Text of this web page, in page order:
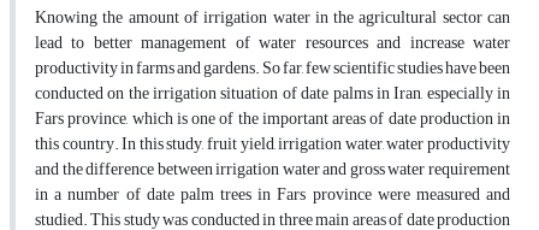
Knowing the amount of irrigation water in the agricultural sector can
lead to better management of water resources and increase water
productivity in farms and gardens. So far, few scientific studies have been
conducted on the irrigation situation of date palms in Iran, especially in
Fars province, which is one of the important areas of date production in
this country. In this study, fruit yield, irrigation water, water productivity
and the difference between irrigation water and gross water requirement
in a number of date palm trees in Fars province were measured and
studied. This study was conducted in three main areas of date production